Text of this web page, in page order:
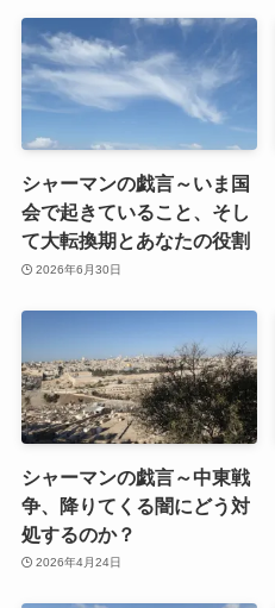
シャーマンの戯言～いま国
会で起きていること、そし
て大転換期とあなたの役割
2026年6月30日
シャーマンの戯言～中東戦
争、降りてくる闇にどう対
処するのか？
2026年4月24日